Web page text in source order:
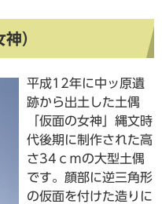
）
平成12年に中ッ原遺
跡から出土した土偶
「仮面の女神」縄文時
代後期に制作された高
さ34ｃｍの大型土偶
です。顔部に逆三角形
の仮面を付けた造りに